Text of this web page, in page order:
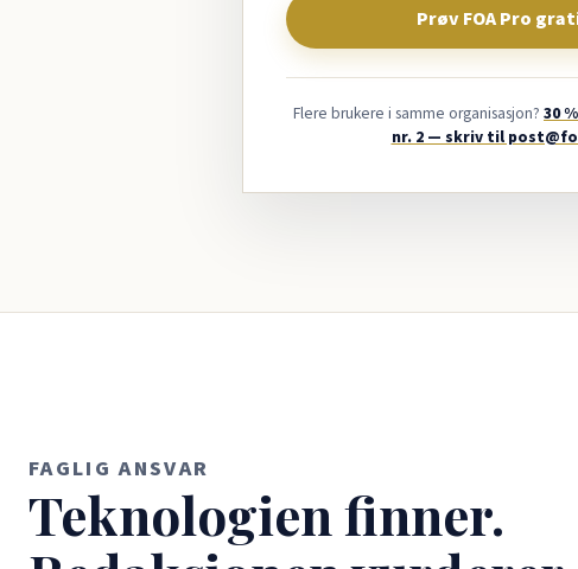
Prøv FOA Pro
Flere brukere i samme organisasjon? 30
nr. 2 — skriv til
FAGLIG ANSVAR
Teknologien finner.